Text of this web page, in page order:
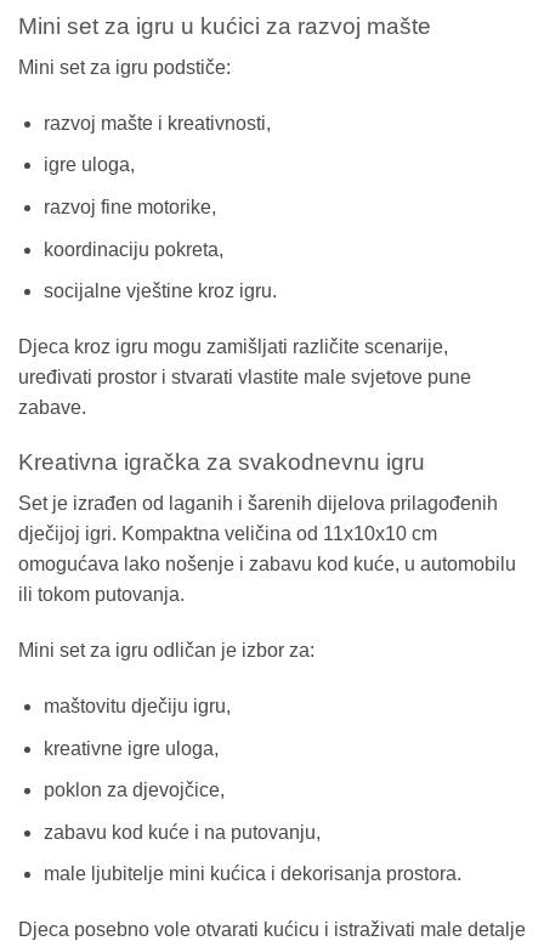
Mini set za igru u kućici za razvoj mašte
Mini set za igru podstiče:
razvoj mašte i kreativnosti,
igre uloga,
razvoj fine motorike,
koordinaciju pokreta,
socijalne vještine kroz igru.
Djeca kroz igru mogu zamišljati različite scenarije,
uređivati prostor i stvarati vlastite male svjetove pune
zabave.
Kreativna igračka za svakodnevnu igru
Set je izrađen od laganih i šarenih dijelova prilagođenih
dječijoj igri. Kompaktna veličina od 11x10x10 cm
omogućava lako nošenje i zabavu kod kuće, u automobilu
ili tokom putovanja.
Mini set za igru odličan je izbor za:
maštovitu dječiju igru,
kreativne igre uloga,
poklon za djevojčice,
zabavu kod kuće i na putovanju,
male ljubitelje mini kućica i dekorisanja prostora.
Djeca posebno vole otvarati kućicu i istraživati male detalje